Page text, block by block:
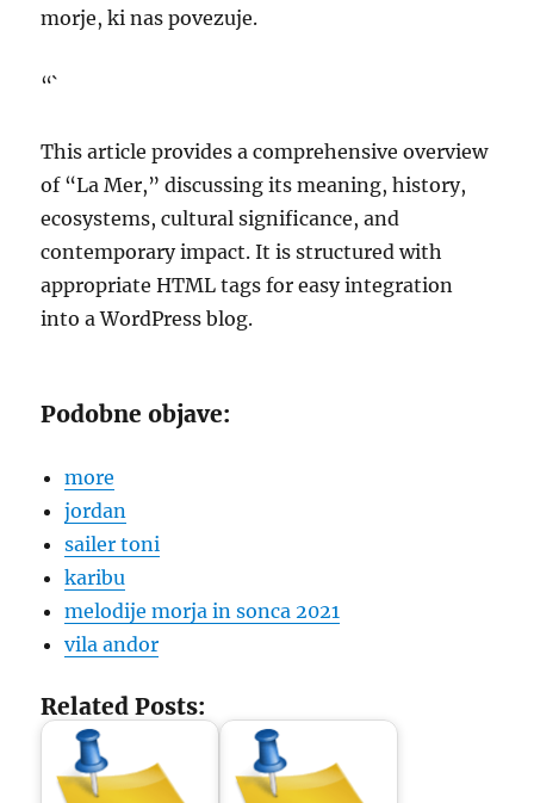
morje, ki nas povezuje.
“`
This article provides a comprehensive overview
of “La Mer,” discussing its meaning, history,
ecosystems, cultural significance, and
contemporary impact. It is structured with
appropriate HTML tags for easy integration
into a WordPress blog.
Podobne objave:
more
jordan
sailer toni
karibu
melodije morja in sonca 2021
vila andor
Related Posts: